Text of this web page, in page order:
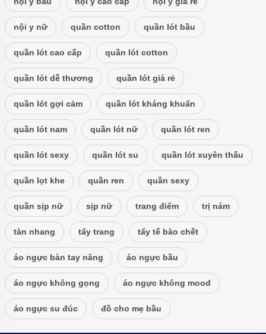
nội y nữ quần cotton quần lót bầu
quần lót cao cấp quần lót cotton
quần lót dễ thương quần lót giá rẻ
quần lót gợi cảm quần lót kháng khuẩn
quần lót nam quần lót nữ quần lót ren
quần lót sexy quần lót su quần lót xuyên thấu
quần lọt khe quần ren quần sexy
quần sịp nữ sịp nữ trang điểm trị nám
tàn nhang tẩy trang tẩy tế bào chết
áo ngực bàn tay nâng áo ngực bầu
áo ngực không gọng áo ngực không mood
áo ngực su đúc đồ cho mẹ bầu